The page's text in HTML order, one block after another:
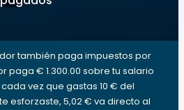
también paga impuestos por
paga € 1.300.00 sobre tu salario
cada vez que gastas 10 € del
esforzaste, 5,02 € va directo al